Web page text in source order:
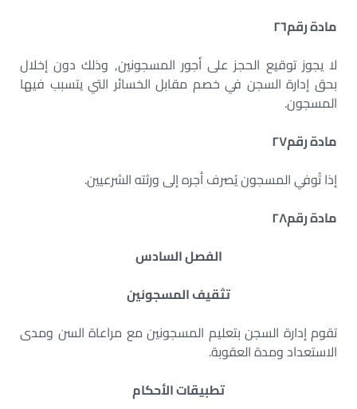
مادة رقم٢٦
لا يجوز توقيع الحجز على أجور المسجونين, وذلك دون إخلال
بحق إدارة السجن في خصم مقابل الخسائر التي يتسبب فيها
المسجون.
مادة رقم٢٧
إذا تُوفي المسجون يُصرف أجره إلى ورثته الشرعيين.
مادة رقم٢٨
الفصل السادس
تثقيف المسجونين
تقوم إدارة السجن بتعليم المسجونين مع مراعاة السن ومدى
الاستعداد ومدة العقوبة.
تطبيقات الأحكام